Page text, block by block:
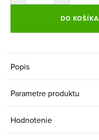
DO KOŠÍKA
Popis
Parametre produktu
Hodnotenie